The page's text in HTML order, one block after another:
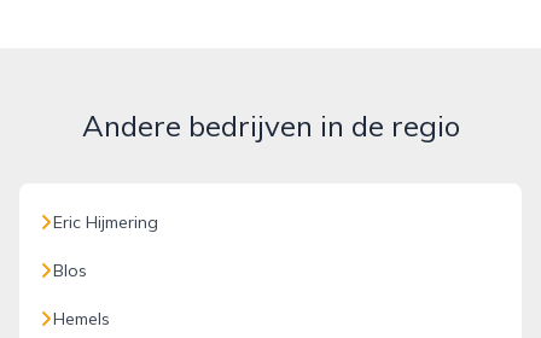
Andere bedrijven in de regio
Eric Hijmering
Blos
Hemels